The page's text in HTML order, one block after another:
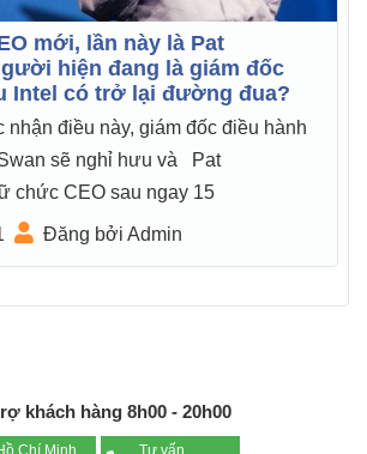
mới, lần này là Pat
hiện đang là giám đốc
Intel có trở lại đường đua?
nhận điều này, giám đốc điều hành
sẽ nghỉ hưu và Pat
chức CEO sau ngay 15
Đăng bởi Admin
khách hàng 8h00 - 20h00
Chí Minh Tư vấn